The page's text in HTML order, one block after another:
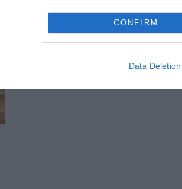
CONFIRM
Data Deletion
“Kā var pēc četrdesmit gadu
galvu Pļaviņa priekšā pēc vēsturiskā
Latviešu junioriem pjedestāli FIA Eiropas